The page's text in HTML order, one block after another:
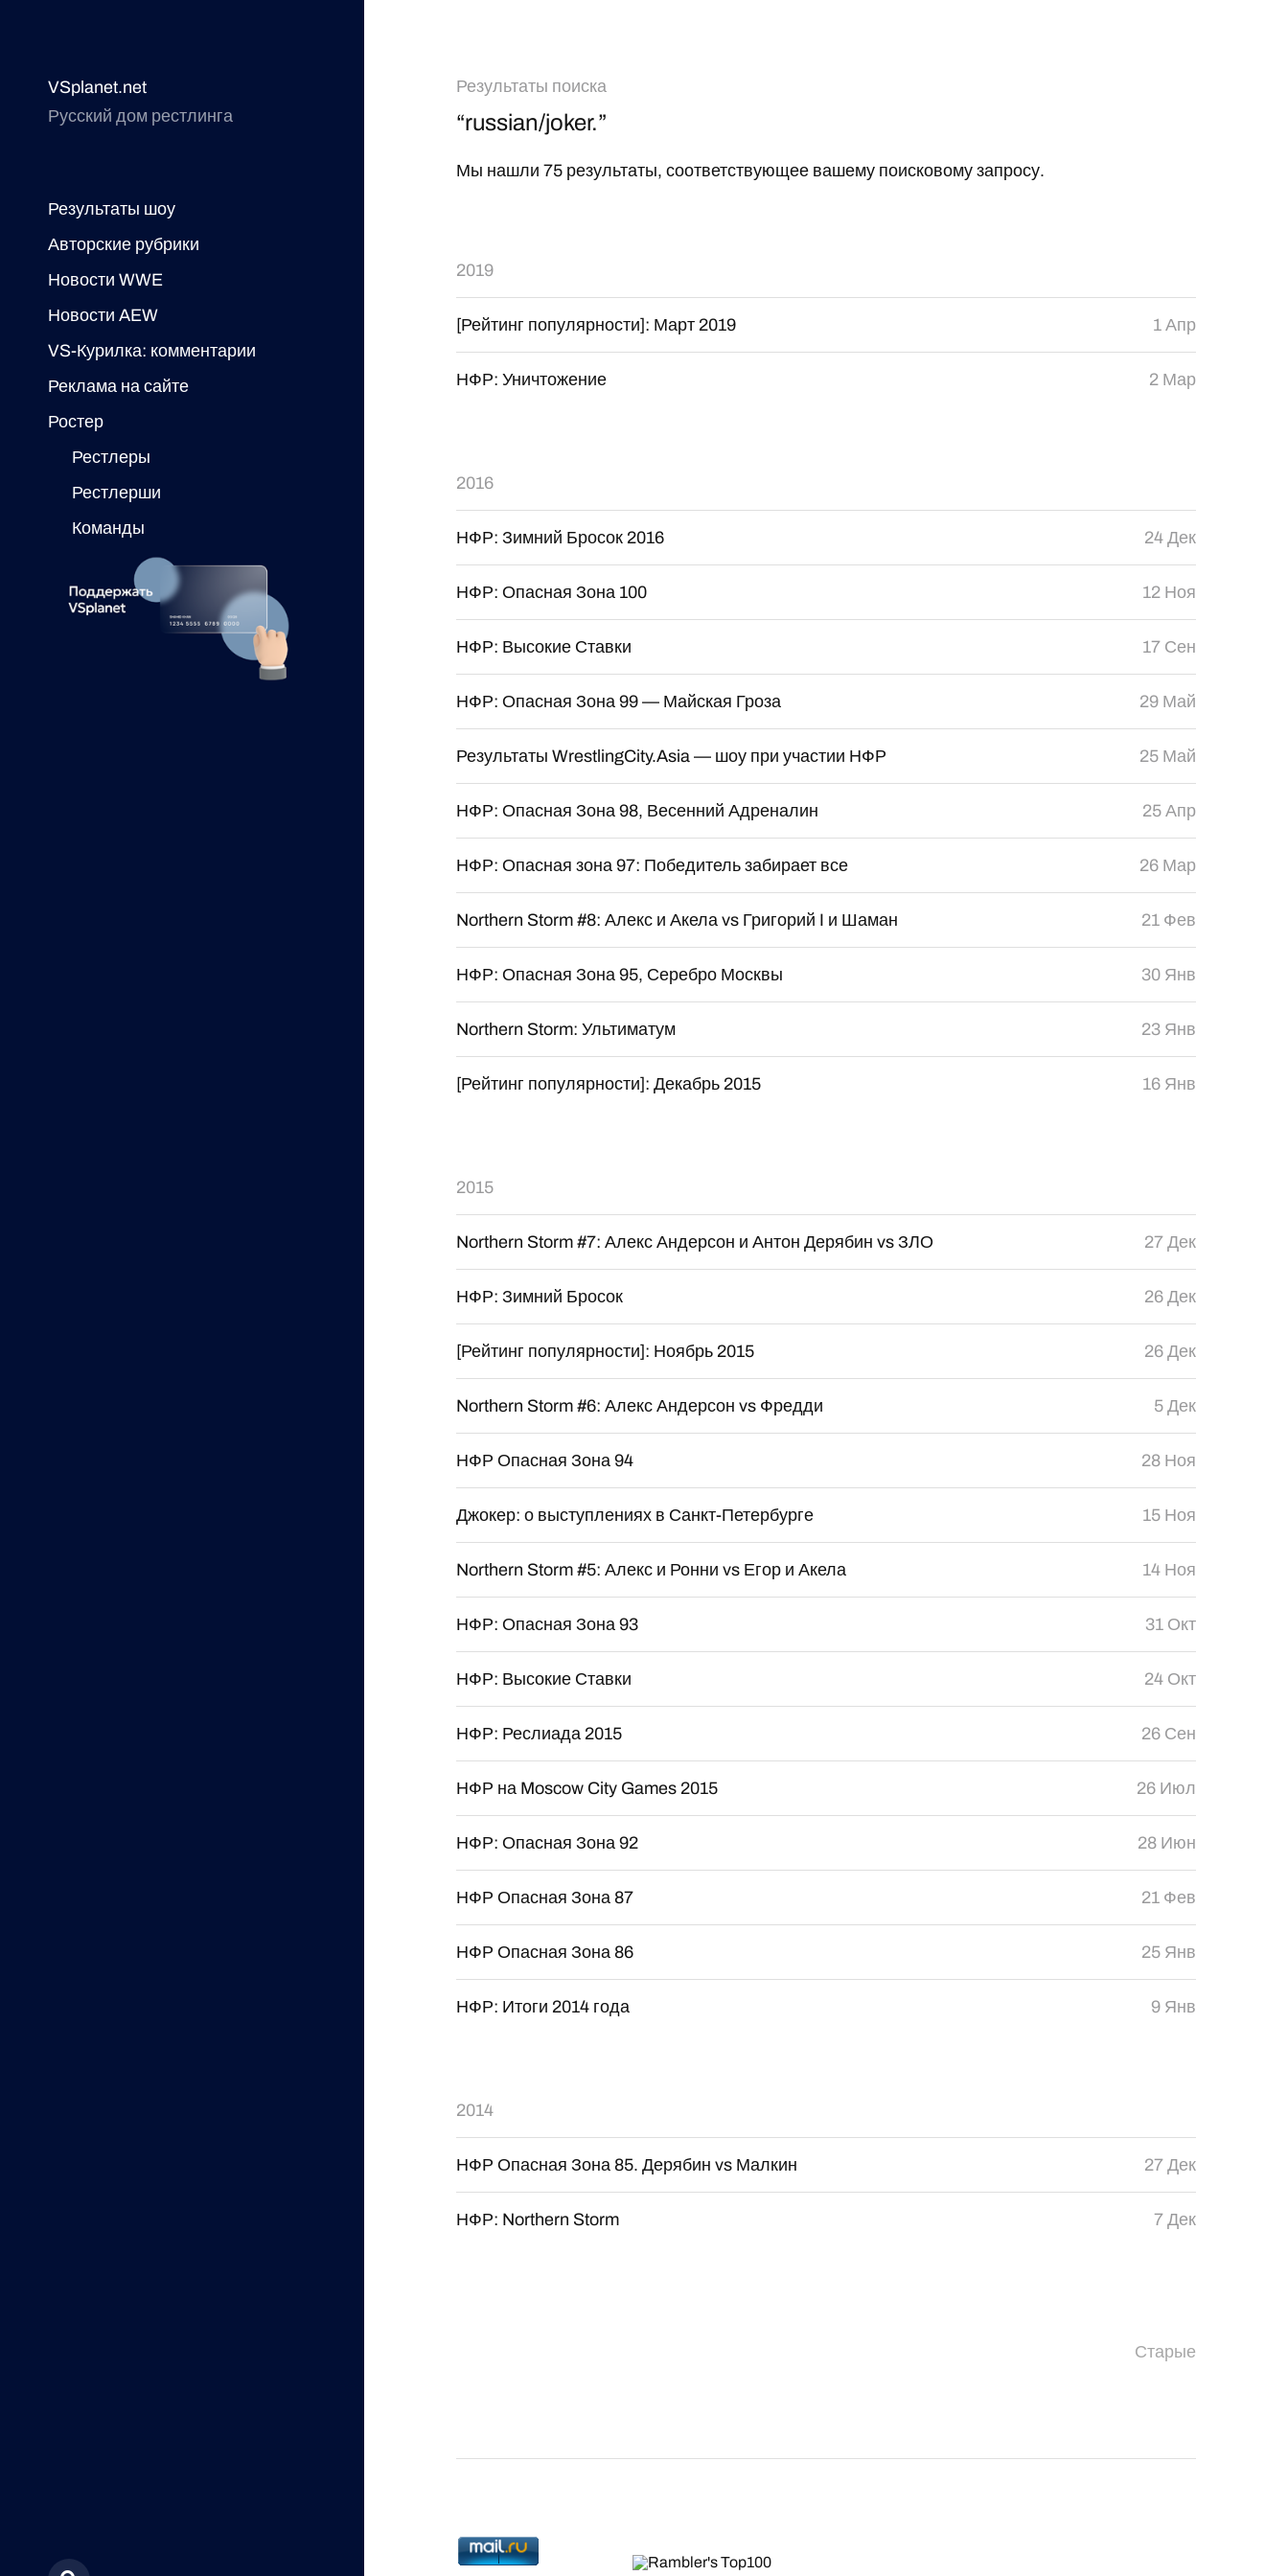
VSplanet.net
Русский дом рестлинга
Результаты шоу
Авторские рубрики
Новости WWE
Новости AEW
VS-Курилка: комментарии
Реклама на сайте
Ростер
Рестлеры
Рестлерши
Команды
Результаты поиска
“russian/joker.”
Мы нашли 75 результаты, соответствующее вашему поисковому запросу.
2019
[Рейтинг популярности]: Март 2019 1 Апр
НФР: Уничтожение 2 Мар
2016
НФР: Зимний Бросок 2016 24 Дек
НФР: Опасная Зона 100 12 Ноя
НФР: Высокие Ставки 17 Сен
НФР: Опасная Зона 99 — Майская Гроза 29 Май
Результаты WrestlingCity.Asia — шоу при участии НФР 25 Май
НФР: Опасная Зона 98, Весенний Адреналин 25 Апр
НФР: Опасная зона 97: Победитель забирает все 26 Мар
Northern Storm #8: Алекс и Акела vs Григорий I и Шаман 21 Фев
НФР: Опасная Зона 95, Серебро Москвы 30 Янв
Northern Storm: Ультиматум 23 Янв
[Рейтинг популярности]: Декабрь 2015 16 Янв
2015
Northern Storm #7: Алекс Андерсон и Антон Дерябин vs ЗЛО 27 Дек
НФР: Зимний Бросок 26 Дек
[Рейтинг популярности]: Ноябрь 2015 26 Дек
Northern Storm #6: Алекс Андерсон vs Фредди 5 Дек
НФР Опасная Зона 94 28 Ноя
Джокер: о выступлениях в Санкт-Петербурге 15 Ноя
Northern Storm #5: Алекс и Ронни vs Егор и Акела 14 Ноя
НФР: Опасная Зона 93 31 Окт
НФР: Высокие Ставки 24 Окт
НФР: Реслиада 2015 26 Сен
НФР на Moscow City Games 2015 26 Июл
НФР: Опасная Зона 92 28 Июн
НФР Опасная Зона 87 21 Фев
НФР Опасная Зона 86 25 Янв
НФР: Итоги 2014 года 9 Янв
2014
НФР Опасная Зона 85. Дерябин vs Малкин 27 Дек
НФР: Northern Storm 7 Дек
Старые